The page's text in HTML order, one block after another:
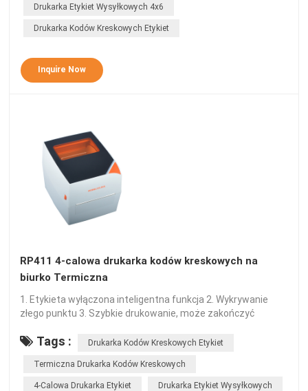
Drukarka Etykiet Wysyłkowych 4x6
Drukarka Kodów Kreskowych Etykiet
Inquire Now
RP411 4-calowa drukarka kodów kreskowych na
biurko Termiczna
1. Etykieta wyłączona inteligentna funkcja 2. Wykrywanie
złego punktu 3. Szybkie drukowanie, może zakończyć
oszczędzając czas drukowania. 4. doskonałe rozpraszanie
Funkcja przedruku, może skutecznie uniknąć utraty i
pominięcia informacji o etykiecie w procesie drukowania
Tags : Drukarka Kodów Kreskowych Etykiet
Termiczna Drukarka Kodów Kreskowych
4-Calowa Drukarka Etykiet Drukarka Etykiet Wysyłkowych